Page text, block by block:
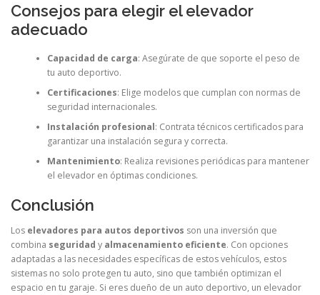
Consejos para elegir el elevador
adecuado
Capacidad de carga: Asegúrate de que soporte el peso de
tu auto deportivo.
Certificaciones: Elige modelos que cumplan con normas de
seguridad internacionales.
Instalación profesional: Contrata técnicos certificados para
garantizar una instalación segura y correcta.
Mantenimiento: Realiza revisiones periódicas para mantener
el elevador en óptimas condiciones.
Conclusión
Los elevadores para autos deportivos son una inversión que
combina seguridad y almacenamiento eficiente. Con opciones
adaptadas a las necesidades específicas de estos vehículos, estos
sistemas no solo protegen tu auto, sino que también optimizan el
espacio en tu garaje. Si eres dueño de un auto deportivo, un elevador